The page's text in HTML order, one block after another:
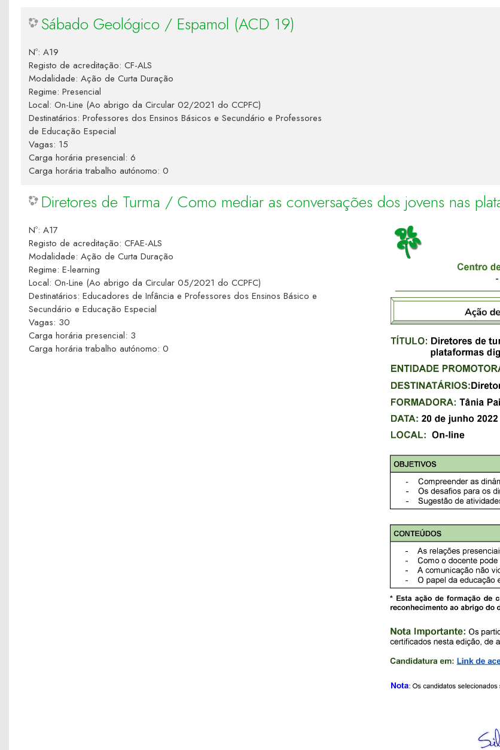
Sábado Geológico / Espamol (ACD 19)
Nº: A19
Registo de acreditação: CF-ALS
Modalidade: Ação de Curta Duração
Regime: Presencial
Local: On-Line (Ao abrigo da Circular 02/2021 do CCPFC)
Destinatários: Professores dos Ensinos Básicos e Secundário e Professores
de Educação Especial
Vagas: 15
Carga horária presencial: 6
Carga horária trabalho autónomo: 0
Diretores de Turma / Como mediar as conversações dos jovens nas
Nº: A17
Registo de acreditação: CFAE-ALS
Modalidade: Ação de Curta Duração
Regime: E-learning
Local: On-Line (Ao abrigo da Circular 05/2021 do CCPFC)
Destinatários: Educadores de Infância e Professores dos Ensinos Básico e
Secundário e Educação Especial
Vagas: 30
Carga horária presencial: 3
Carga horária trabalho autónomo: 0